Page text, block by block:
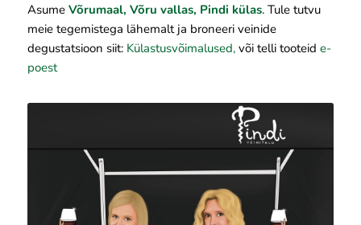
Asume Võrumaal, Võru vallas, Pindi külas. Tule tutvu
meie tegemistega lähemalt ja broneeri veinide
degustatsioon siit: Külastusvõimalused,või telli tooteid e-
poest